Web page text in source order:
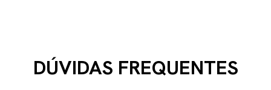
DÚVIDAS FREQUENTES